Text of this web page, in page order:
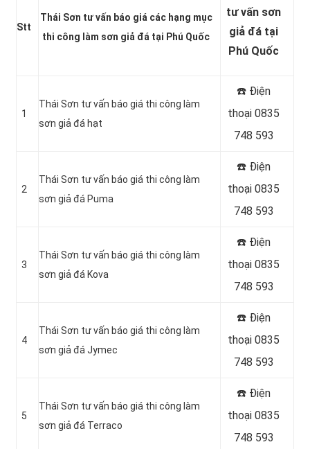
Stt
Thái Sơn tư vấn báo giá các hạng mục
thi công làm sơn giả đá tại Phú Quốc
tư vấn sơn
giả đá tại
Phú Quốc
1
Thái Sơn tư vấn báo giá thi công làm
sơn giả đá hạt
☎️ Điện
thoại 0835
748 593
2
Thái Sơn tư vấn báo giá thi công làm
sơn giả đá Puma
☎️ Điện
thoại 0835
748 593
3
Thái Sơn tư vấn báo giá thi công làm
sơn giả đá Kova
☎️ Điện
thoại 0835
748 593
4
Thái Sơn tư vấn báo giá thi công làm
sơn giả đá Jymec
☎️ Điện
thoại 0835
748 593
5
Thái Sơn tư vấn báo giá thi công làm
sơn giả đá Terraco
☎️ Điện
thoại 0835
748 593